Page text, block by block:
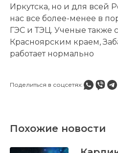
Иркутска, но и для всей
нас все более-менее в
ГЭС и ТЭЦ. Ученые также
Красноярским краем,
работает нормально
Поделиться в соцсетях:
Похожие новости